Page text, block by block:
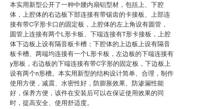
本实用新型公开了一种中腰内扇铝型材，包括上、下腔
体，上腔体的右边板下部连接有带锯齿的卡接板、上部连
接有带C字形卡口的固定板，上腔体的左上角设有圆管，
圆管上连接有两个L形卡板、下端连接有T形卡接板，上腔
体下边板上设有隔音板卡槽；下腔体的上边板上设有隔音
板卡槽、两端均连接有一个L形卡板，左边板的下端连接有
y形板，右边板的下端连接有带C字形的固定板，下边板上
设有两个n形槽。本实用新型的结构设计简单、合理，制作
使用方便，减震、水密性好，防膨胀效果、防渗漏性能
好，保养方便，该件在安装后可以在保证使用效果的同
时，提高安全、使用舒适度。